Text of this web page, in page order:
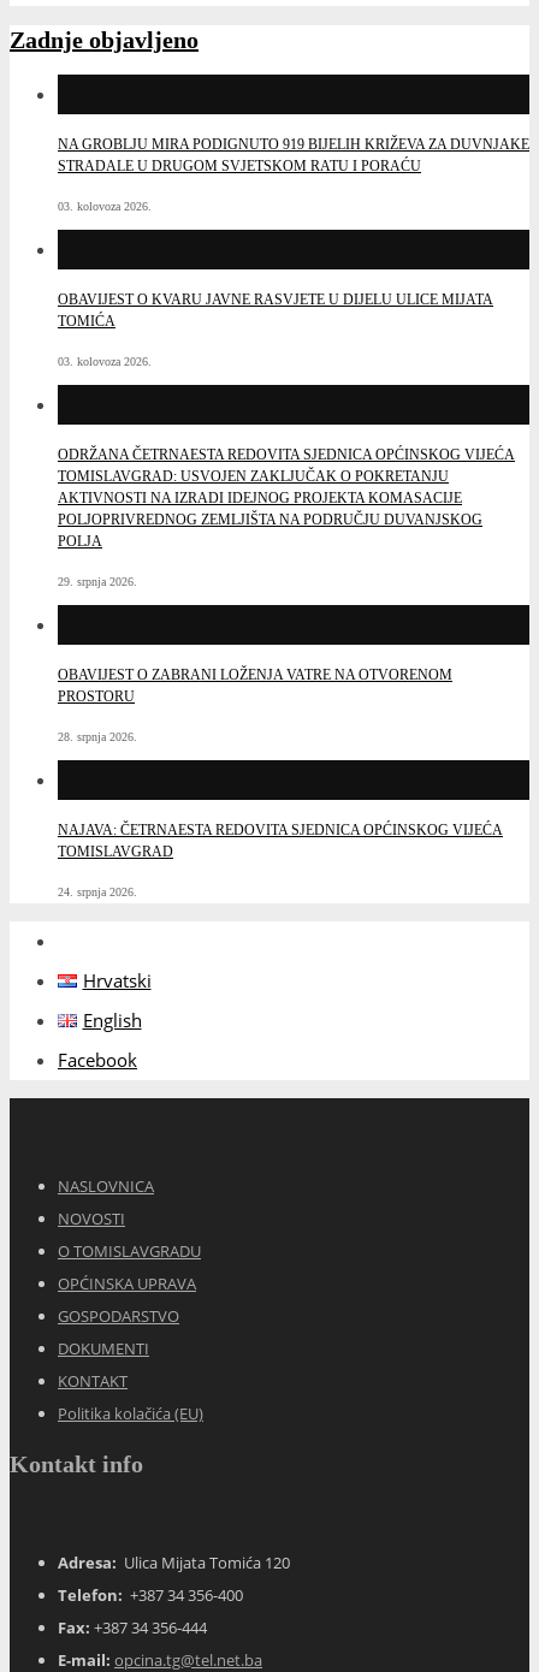
Zadnje objavljeno
NA GROBLJU MIRA PODIGNUTO 919 BIJELIH KRIŽEVA ZA DUVNJAKE
STRADALE U DRUGOM SVJETSKOM RATU I PORAĆU
03. kolovoza 2026.
OBAVIJEST O KVARU JAVNE RASVJETE U DIJELU ULICE MIJATA
TOMIĆA
03. kolovoza 2026.
ODRŽANA ČETRNAESTA REDOVITA SJEDNICA OPĆINSKOG VIJEĆA
TOMISLAVGRAD: USVOJEN ZAKLJUČAK O POKRETANJU
AKTIVNOSTI NA IZRADI IDEJNOG PROJEKTA KOMASACIJE
POLJOPRIVREDNOG ZEMLJIŠTA NA PODRUČJU DUVANJSKOG
POLJA
29. srpnja 2026.
OBAVIJEST O ZABRANI LOŽENJA VATRE NA OTVORENOM
PROSTORU
28. srpnja 2026.
NAJAVA: ČETRNAESTA REDOVITA SJEDNICA OPĆINSKOG VIJEĆA
TOMISLAVGRAD
24. srpnja 2026.
Hrvatski
English
Facebook
NASLOVNICA
NOVOSTI
O TOMISLAVGRADU
OPĆINSKA UPRAVA
GOSPODARSTVO
DOKUMENTI
KONTAKT
Politika kolačića (EU)
Kontakt info
Adresa: Ulica Mijata Tomića 120
Telefon: +387 34 356-400
Fax: +387 34 356-444
E-mail: opcina.tg@tel.net.ba